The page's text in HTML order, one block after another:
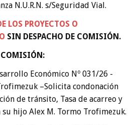
N.U.R.N. s/Seguridad Vial.
LOS PROYECTOS O
SIN DESPACHO DE COMISIÓN .
COMISIÓN:
Económico Nº 031/26 -
–Solicita condonación
de tránsito, Tasa de acarreo y
hijo Alex M. Tormo Trofimezuk.